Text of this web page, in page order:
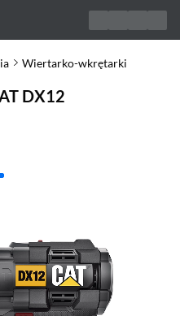
Wiertarko-wkrętarki
DX12